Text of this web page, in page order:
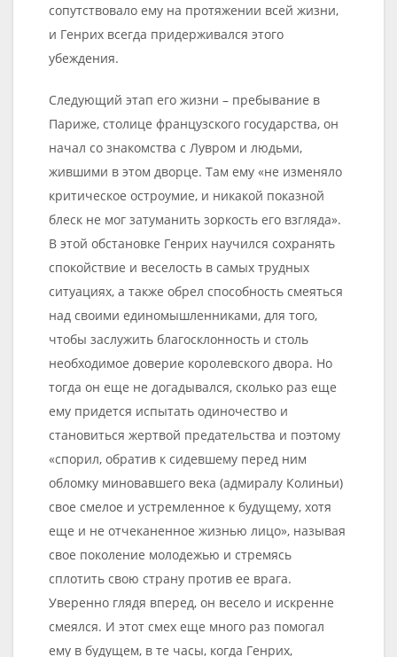
сопутствовало ему на протяжении всей жизни,
и Генрих всегда придерживался этого
убеждения.
Следующий этап его жизни – пребывание в
Париже, столице французского государства, он
начал со знакомства с Лувром и людьми,
жившими в этом дворце. Там ему «не изменяло
критическое остроумие, и никакой показной
блеск не мог затуманить зоркость его взгляда».
В этой обстановке Генрих научился сохранять
спокойствие и веселость в самых трудных
ситуациях, а также обрел способность смеяться
над своими единомышленниками, для того,
чтобы заслужить благосклонность и столь
необходимое доверие королевского двора. Но
тогда он еще не догадывался, сколько раз еще
ему придется испытать одиночество и
становиться жертвой предательства и поэтому
«спорил, обратив к сидевшему перед ним
обломку миновавшего века (адмиралу Колиньи)
свое смелое и устремленное к будущему, хотя
еще и не отчеканенное жизнью лицо», называя
свое поколение молодежью и стремясь
сплотить свою страну против ее врага.
Уверенно глядя вперед, он весело и искренне
смеялся. И этот смех еще много раз помогал
ему в будущем, в те часы, когда Генрих,